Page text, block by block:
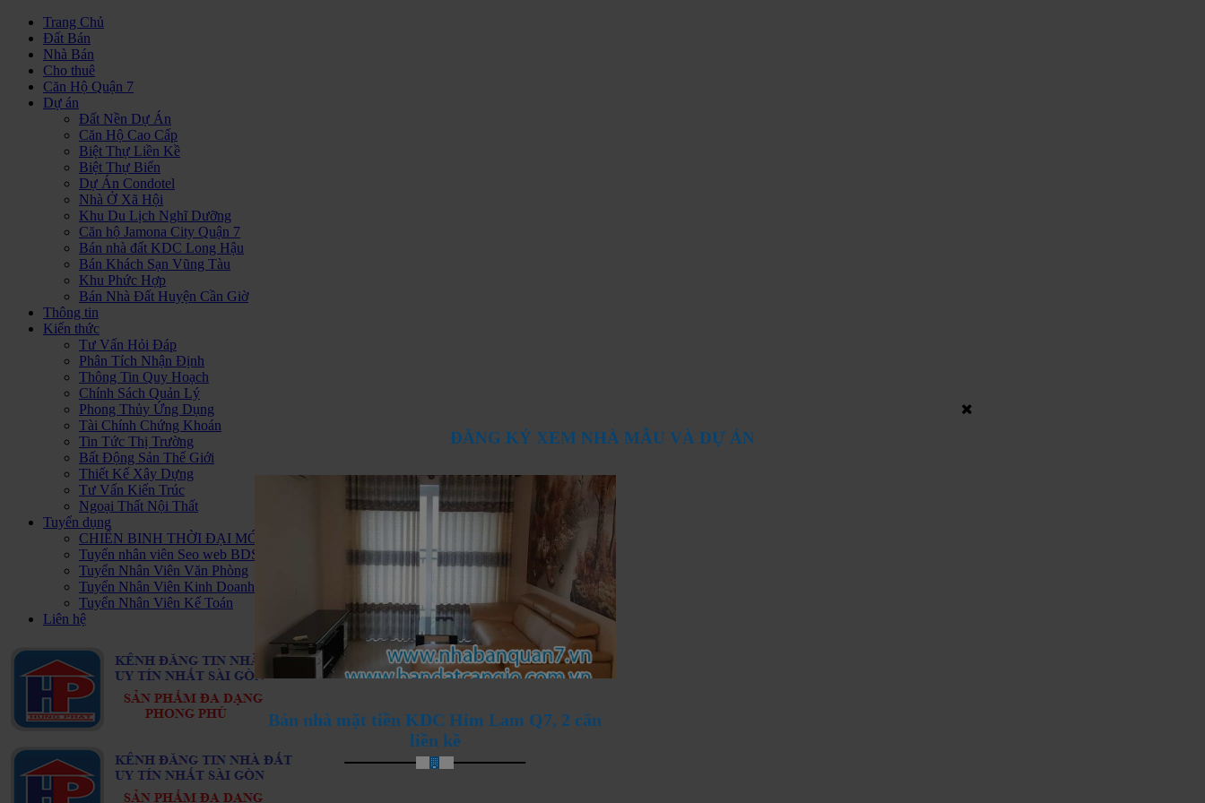
Trang Chủ
Đất Bán
Nhà Bán
Cho thuê
Căn Hộ Quận 7
Dự án
Đất Nền Dự Án
Căn Hộ Cao Cấp
Biệt Thự Liền Kề
Biệt Thự Biển
Dự Án Condotel
Nhà Ở Xã Hội
Khu Du Lịch Nghĩ Dưỡng
Căn hộ Jamona City Quận 7
Bán nhà đất KDC Long Hậu
Bán Khách Sạn Vũng Tàu
Khu Phức Hợp
Bán Nhà Đất Huyện Cần Giờ
Thông tin
Kiến thức
Tư Vấn Hỏi Đáp
Phân Tích Nhận Định
Thông Tin Quy Hoạch
Chính Sách Quản Lý
Phong Thủy Ứng Dụng
Tài Chính Chứng Khoán
Tin Tức Thị Trường
Bất Động Sản Thế Giới
Thiết Kế Xây Dựng
Tư Vấn Kiến Trúc
Ngoại Thất Nội Thất
Tuyển dụng
CHIẾN BINH THỜI ĐẠI MỚI - HAPPY PLUS ĐANG ĐÓN CHÀO NHỮNG
Tuyển nhân viên Seo web BDS
Tuyển Nhân Viên Văn Phòng
Tuyển Nhân Viên Kinh Doanh BDS
Tuyển Nhân Viên Kế Toán
Liên hệ
ĐĂNG KÝ XEM NHÀ MẪU VÀ DỰ ÁN
Bán nhà mặt tiền KDC Him Lam Q7, 2 căn
liền kề